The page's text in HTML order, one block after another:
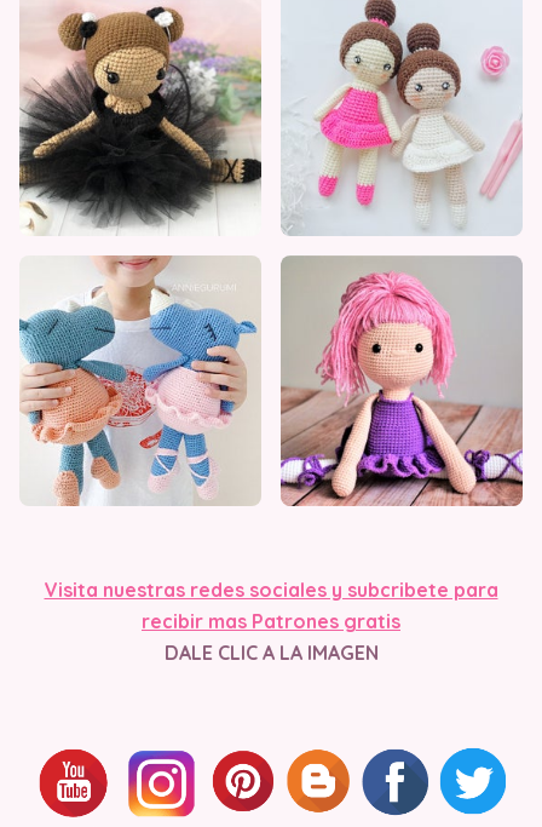
Visita nuestras redes sociales y subcribete para
recibir mas Patrones gratis
DALE CLIC A LA IMAGEN